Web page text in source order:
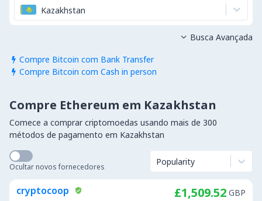
Kazakhstan
 Compre Bitcoin com Bank Transfer
 Compre Bitcoin com Cash in person
 Busca Avançada
Compre Ethereum em Kazakhstan
Comece a comprar criptomoedas usando mais de 300
métodos de pagamento em Kazakhstan
Ocultar novos fornecedores Popularity
cryptocoop £1,509.52 GBP